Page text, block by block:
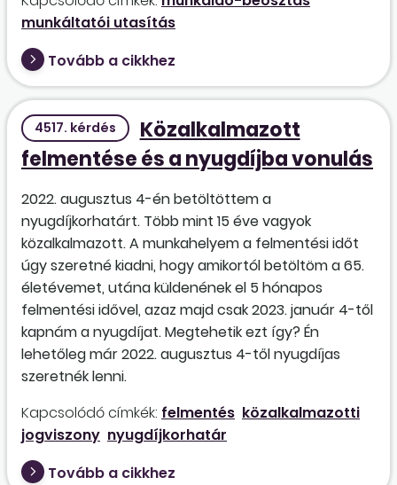
munkáltatói utasítás
Tovább a cikkhez
4517. kérdés
Közalkalmazott
felmentése és a nyugdíjba vonulás
2022. augusztus 4-én betöltöttem a
nyugdíjkorhatárt. Több mint 15 éve vagyok
közalkalmazott. A munkahelyem a felmentési időt
úgy szeretné kiadni, hogy amikortól betöltöm a 65.
életévemet, utána küldenének el 5 hónapos
felmentési idővel, azaz majd csak 2023. január 4-től
kapnám a nyugdíjat. Megtehetik ezt így? Én
lehetőleg már 2022. augusztus 4-től nyugdíjas
szeretnék lenni.
Kapcsolódó címkék: felmentés közalkalmazotti
jogviszony nyugdíjkorhatár
Tovább a cikkhez